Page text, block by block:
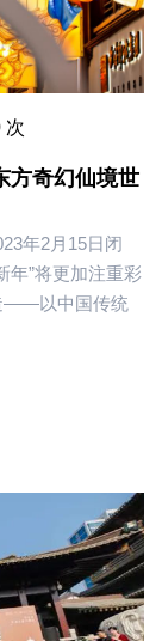
次
方奇幻仙境世
年2月15日闭
年”将更加注重彩
——以中国传统